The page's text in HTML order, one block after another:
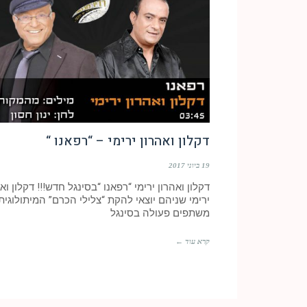
דקלון ואהרון ירימי – “רפאנו “
19 ביוני 2017
דקלון ואהרון ירימי “רפאנו “בסינגל חדש!!! דקלון
ירימי שניהם יוצאי להקת “צלילי הכרם”
משתפים פעולה בסינגל
קרא עוד ←